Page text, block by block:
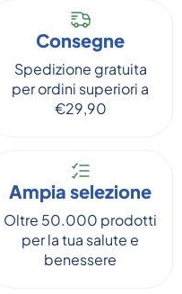
Consegne
Spedizione gratuita
per ordini superiori a
€29,90
Ampia selezione
Oltre 50.000 prodotti
per la tua salute e
benessere